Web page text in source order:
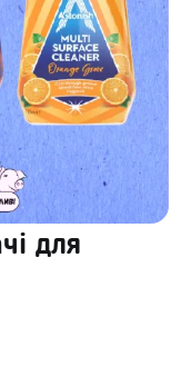
для